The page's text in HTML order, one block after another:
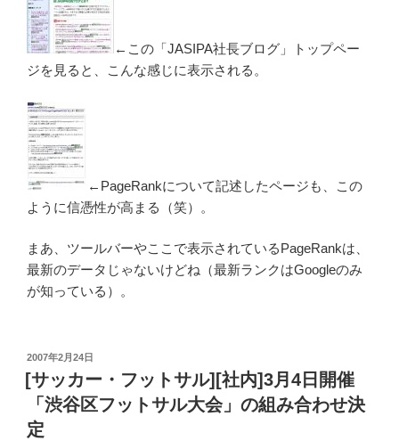
←この「JASIPA社長ブログ」トップペー
ジを見ると、こんな感じに表示される。
←PageRankについて記述したページも、この
ように信憑性が高まる（笑）。
まあ、ツールバーやここで表示されているPageRankは、
最新のデータじゃないけどね（最新ランクはGoogleのみ
が知っている）。
投
稿
日:
2007年2月24日
[サッカー・フットサル][社内]3月4日開催
「渋谷区フットサル大会」の組み合わせ決
定